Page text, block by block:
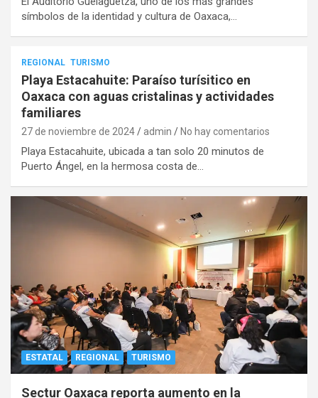
símbolos de la identidad y cultura de Oaxaca,…
REGIONAL TURISMO
Playa Estacahuite: Paraíso turísitico en
Oaxaca con aguas cristalinas y actividades
familiares
27 de noviembre de 2024 admin No hay comentarios
Playa Estacahuite, ubicada a tan solo 20 minutos de
Puerto Ángel, en la hermosa costa de…
ESTATAL REGIONAL TURISMO
Sectur Oaxaca reporta aumento en la